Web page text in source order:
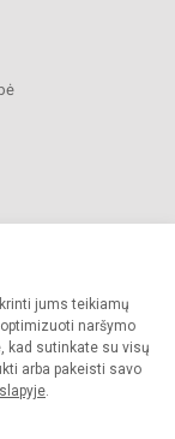
jums teikiamų
naršymo
kad sutinkate su visų
arba pakeisti savo
.